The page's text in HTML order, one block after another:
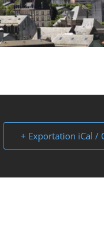
+ Exportation iCal /